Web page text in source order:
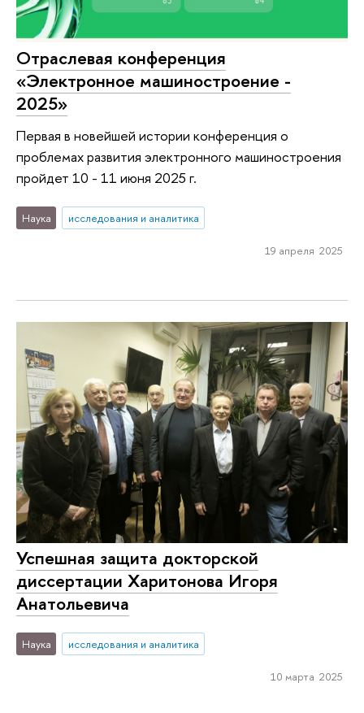
Отраслевая конференция
«Электронное машиностроение -
2025»
Первая в новейшей истории конференция о
проблемах развития электронного машиностроения
пройдет 10 - 11 июня 2025 г.
Наука исследования и аналитика
19 апреля 2025
Успешная защита докторской
диссертации Харитонова Игоря
Анатольевича
Наука исследования и аналитика
10 марта 2025